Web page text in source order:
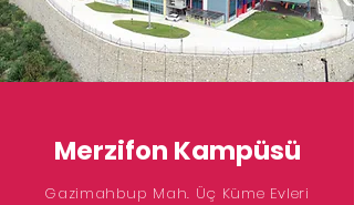
Merzifon Kampüsü
Gazimahbup Mah. Üç Küme Evleri